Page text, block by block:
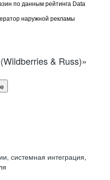
по данным рейтинга Data
наружной рекламы
& Russ)»
системная интеграция,